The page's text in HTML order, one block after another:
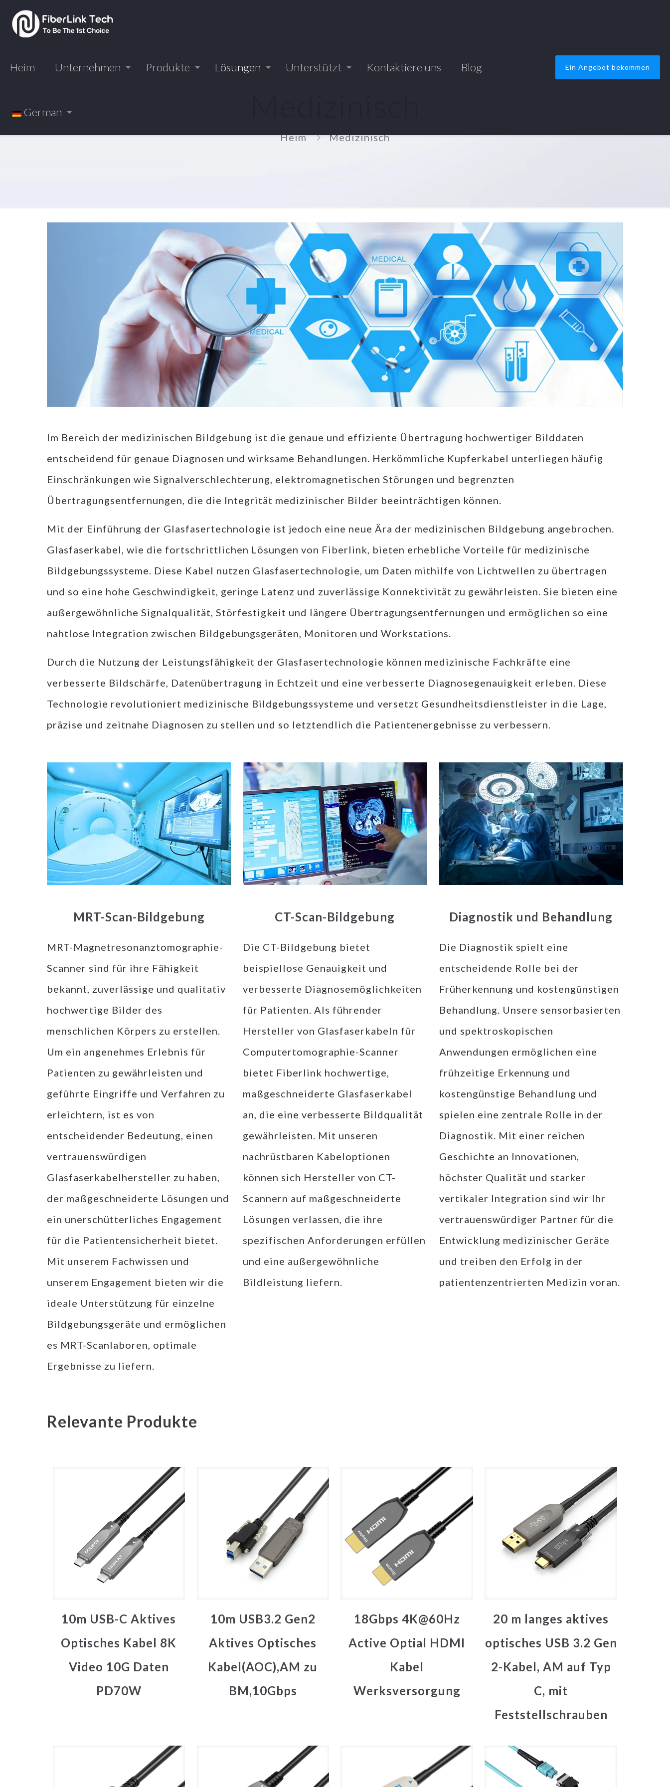
Heim Unternehmen Produkte Lösungen Unterstützt Kontaktiere uns Blog
German
Ein Angebot bekommen
Heim Medizinisch
Im Bereich der medizinischen Bildgebung ist die genaue und effiziente Übertragung hochwertiger Bilddaten
entscheidend für genaue Diagnosen und wirksame Behandlungen. Herkömmliche Kupferkabel unterliegen häufig
Einschränkungen wie Signalverschlechterung, elektromagnetischen Störungen und begrenzten
Übertragungsentfernungen, die die Integrität medizinischer Bilder beeinträchtigen können.
Mit der Einführung der Glasfasertechnologie ist jedoch eine neue Ära der medizinischen Bildgebung angebrochen.
Glasfaserkabel, wie die fortschrittlichen Lösungen von Fiberlink, bieten erhebliche Vorteile für medizinische
Bildgebungssysteme. Diese Kabel nutzen Glasfasertechnologie, um Daten mithilfe von Lichtwellen zu übertragen
und so eine hohe Geschwindigkeit, geringe Latenz und zuverlässige Konnektivität zu gewährleisten. Sie bieten eine
außergewöhnliche Signalqualität, Störfestigkeit und längere Übertragungsentfernungen und ermöglichen so eine
nahtlose Integration zwischen Bildgebungsgeräten, Monitoren und Workstations.
Durch die Nutzung der Leistungsfähigkeit der Glasfasertechnologie können medizinische Fachkräfte eine
verbesserte Bildschärfe, Datenübertragung in Echtzeit und eine verbesserte Diagnosegenauigkeit erleben. Diese
Technologie revolutioniert medizinische Bildgebungssysteme und versetzt Gesundheitsdienstleister in die Lage,
präzise und zeitnahe Diagnosen zu stellen und so letztendlich die Patientenergebnisse zu verbessern.
MRT-Scan-Bildgebung
MRT-Magnetresonanztomographie-
Scanner sind für ihre Fähigkeit
bekannt, zuverlässige und qualitativ
hochwertige Bilder des
menschlichen Körpers zu erstellen.
Um ein angenehmes Erlebnis für
Patienten zu gewährleisten und
geführte Eingriffe und Verfahren zu
erleichtern, ist es von
entscheidender Bedeutung, einen
vertrauenswürdigen
Glasfaserkabelhersteller zu haben,
der maßgeschneiderte Lösungen und
ein unerschütterliches Engagement
für die Patientensicherheit bietet.
Mit unserem Fachwissen und
unserem Engagement bieten wir die
ideale Unterstützung für einzelne
Bildgebungsgeräte und ermöglichen
es MRT-Scanlaboren, optimale
Ergebnisse zu liefern.
CT-Scan-Bildgebung
Die CT-Bildgebung bietet
beispiellose Genauigkeit und
verbesserte Diagnosemöglichkeiten
für Patienten. Als führender
Hersteller von Glasfaserkabeln für
Computertomographie-Scanner
bietet Fiberlink hochwertige,
maßgeschneiderte Glasfaserkabel
an, die eine verbesserte Bildqualität
gewährleisten. Mit unseren
nachrüstbaren Kabeloptionen
können sich Hersteller von CT-
Scannern auf maßgeschneiderte
Lösungen verlassen, die ihre
spezifischen Anforderungen erfüllen
und eine außergewöhnliche
Bildleistung liefern.
Diagnostik und Behandlung
Die Diagnostik spielt eine
entscheidende Rolle bei der
Früherkennung und kostengünstigen
Behandlung. Unsere sensorbasierten
und spektroskopischen
Anwendungen ermöglichen eine
frühzeitige Erkennung und
kostengünstige Behandlung und
spielen eine zentrale Rolle in der
Diagnostik. Mit einer reichen
Geschichte an Innovationen,
höchster Qualität und starker
vertikaler Integration sind wir Ihr
vertrauenswürdiger Partner für die
Entwicklung medizinischer Geräte
und treiben den Erfolg in der
patientenzentrierten Medizin voran.
Relevante Produkte
10m USB-C Aktives
Optisches Kabel 8K
Video 10G Daten
PD70W
10m USB3.2 Gen2
Aktives Optisches
Kabel(AOC),AM zu
BM,10Gbps
18Gbps 4K@60Hz
Active Optial HDMI
Kabel
Werksversorgung
20 m langes aktives
optisches USB 3.2 Gen
2-Kabel, AM auf Typ
C, mit
Feststellschrauben